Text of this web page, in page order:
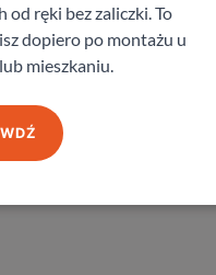
ręki bez zaliczki. To
dopiero po montażu u
mieszkaniu.